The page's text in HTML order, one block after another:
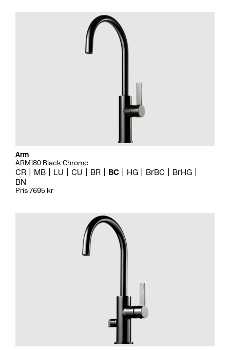
Arm
ARM180 Black Chrome
CR MB LU CU BR BC HG BrBC
BrHG
BN
Pris 7695 kr